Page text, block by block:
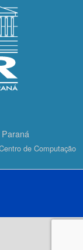
de Computação